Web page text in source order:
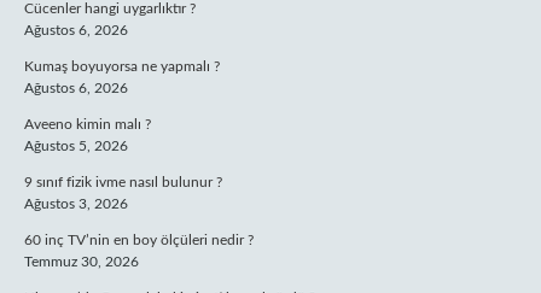
Cücenler hangi uygarlıktır ?
Ağustos 6, 2026
Kumaş boyuyorsa ne yapmalı ?
Ağustos 6, 2026
Aveeno kimin malı ?
Ağustos 5, 2026
9 sınıf fizik ivme nasıl bulunur ?
Ağustos 3, 2026
60 inç TV’nin en boy ölçüleri nedir ?
Temmuz 30, 2026